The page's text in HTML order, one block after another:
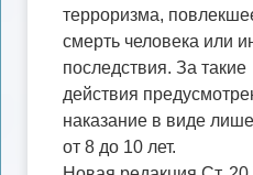
терроризма,
смерть человека или
последствия. За такие
действия
наказание в виде
от 8 до 10 лет.